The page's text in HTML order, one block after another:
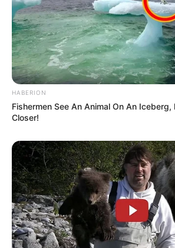
HABERION
Fishermen See An Animal On An
Closer!